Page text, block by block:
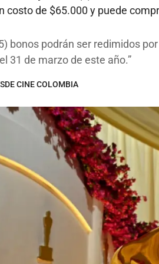
costo de $65.000 y puede
bonos podrán ser redimidos
31 de marzo de este año.
CINE COLOMBIA